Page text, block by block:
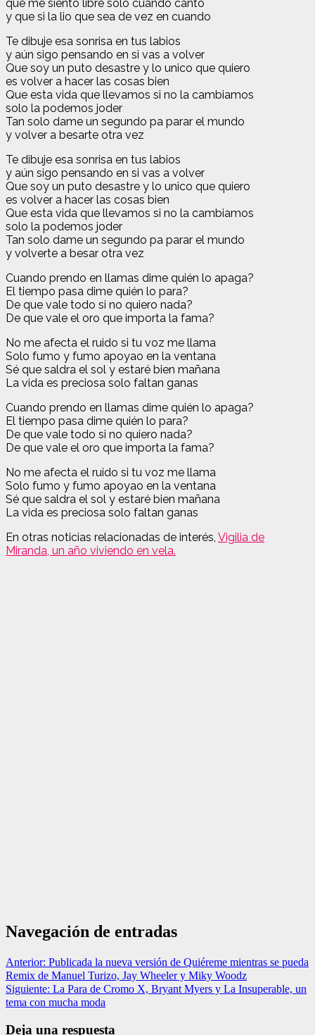
que me siento libre solo cuando canto
y que si la lio que sea de vez en cuando
Te dibuje esa sonrisa en tus labios
y aún sigo pensando en si vas a volver
Que soy un puto desastre y lo unico que quiero
es volver a hacer las cosas bien
Que esta vida que llevamos si no la cambiamos
solo la podemos joder
Tan solo dame un segundo pa parar el mundo
y volver a besarte otra vez
Te dibuje esa sonrisa en tus labios
y aún sigo pensando en si vas a volver
Que soy un puto desastre y lo unico que quiero
es volver a hacer las cosas bien
Que esta vida que llevamos si no la cambiamos
solo la podemos joder
Tan solo dame un segundo pa parar el mundo
y volverte a besar otra vez
Cuando prendo en llamas dime quién lo apaga?
El tiempo pasa dime quién lo para?
De que vale todo si no quiero nada?
De que vale el oro que importa la fama?
No me afecta el ruido si tu voz me llama
Solo fumo y fumo apoyao en la ventana
Sé que saldra el sol y estaré bien mañana
La vida es preciosa solo faltan ganas
Cuando prendo en llamas dime quién lo apaga?
El tiempo pasa dime quién lo para?
De que vale todo si no quiero nada?
De que vale el oro que importa la fama?
No me afecta el ruido si tu voz me llama
Solo fumo y fumo apoyao en la ventana
Sé que saldra el sol y estaré bien mañana
La vida es preciosa solo faltan ganas
En otras noticias relacionadas de interés, Vigilia de
Miranda, un año viviendo en vela.
Navegación de entradas
Anterior: Publicada la nueva versión de Quiéreme mientras se pueda
Remix de Manuel Turizo, Jay Wheeler y Miky Woodz
Siguiente: La Para de Cromo X, Bryant Myers y La Insuperable, un
tema con mucha moda
Deja una respuesta